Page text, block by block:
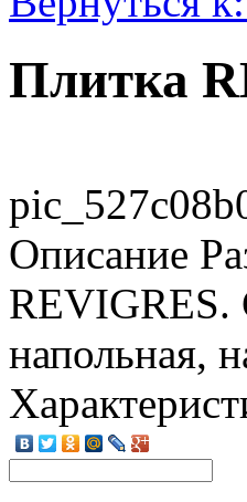
Плитка
Описание
REVIGRES.
напольная,